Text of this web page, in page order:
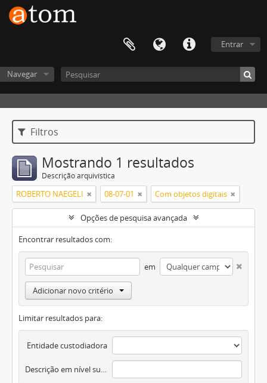
Entrar
Navegar
Filtros
Mostrando 1 resultados
Descrição arquivística
ROBERTO NAEGELI 08-07-01 Com objetos digitais
Opções de pesquisa avançada
Encontrar resultados com:
em
Adicionar novo critério
Limitar resultados para:
Entidade custodiadora
Descrição em nível superior